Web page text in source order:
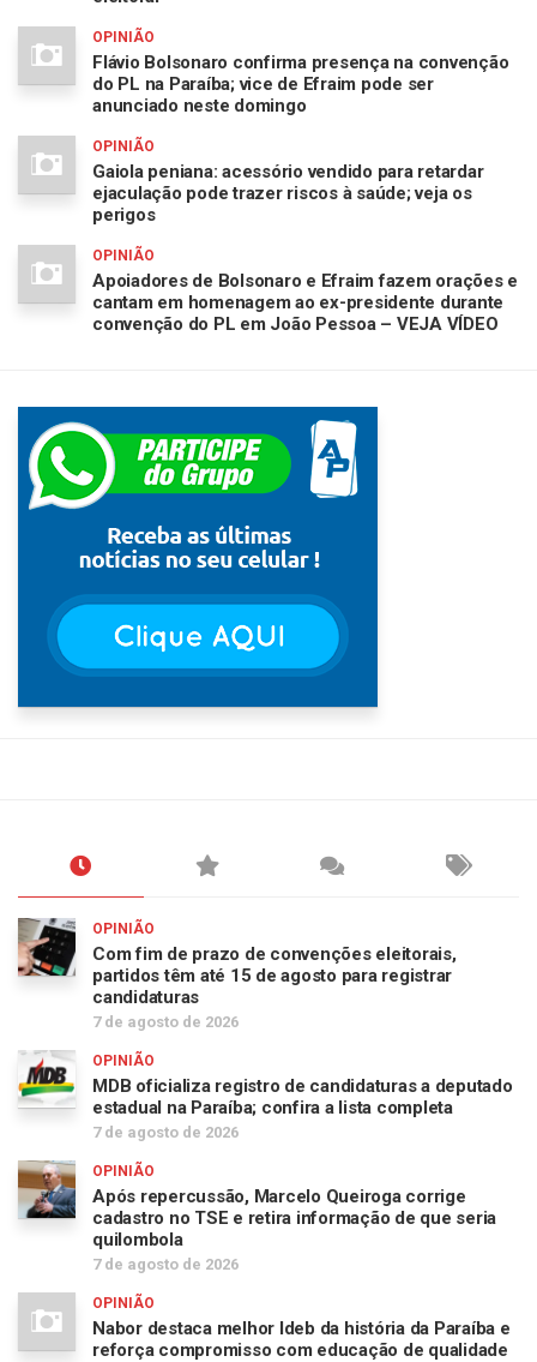
OPINIÃO
Flávio Bolsonaro confirma presença na convenção
do PL na Paraíba; vice de Efraim pode ser
anunciado neste domingo
OPINIÃO
Gaiola peniana: acessório vendido para retardar
ejaculação pode trazer riscos à saúde; veja os
perigos
OPINIÃO
Apoiadores de Bolsonaro e Efraim fazem orações e
cantam em homenagem ao ex-presidente durante
convenção do PL em João Pessoa – VEJA VÍDEO
OPINIÃO
Com fim de prazo de convenções eleitorais,
partidos têm até 15 de agosto para registrar
candidaturas
7 de agosto de 2026
OPINIÃO
MDB oficializa registro de candidaturas a deputado
estadual na Paraíba; confira a lista completa
7 de agosto de 2026
OPINIÃO
Após repercussão, Marcelo Queiroga corrige
cadastro no TSE e retira informação de que seria
quilombola
7 de agosto de 2026
OPINIÃO
Nabor destaca melhor Ideb da história da Paraíba e
reforça compromisso com educação de qualidade